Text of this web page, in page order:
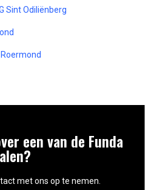
Sint Odiliënberg
een van de Funda
met ons op te nemen.